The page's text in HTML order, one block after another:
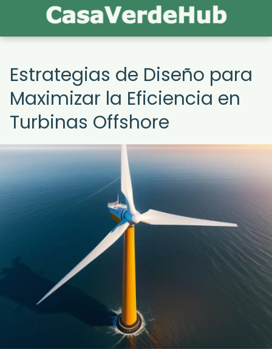
Estrategias de Diseño para
Maximizar la Eficiencia en
Turbinas Offshore